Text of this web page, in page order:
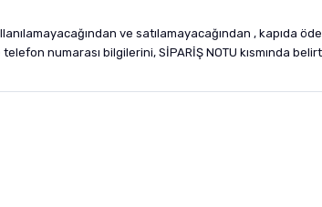
ve satılamayacağından , kapıda
numarası bilgilerini, SİPARİŞ NOTU kısmında